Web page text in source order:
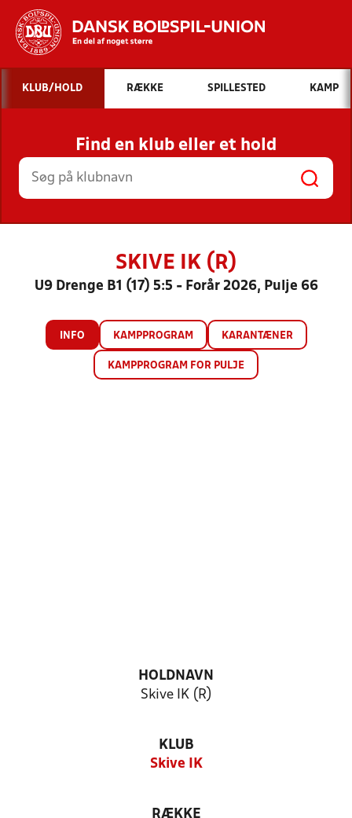
Hvad vil du søge efter?
INDHOLD OG NYHEDER
STILLINGER, RESULTATER, KLUBBER OG
HOLD
KLUB/HOLD RÆKKE SPILLESTED KAMP
Find en klub eller et hold
SKIVE IK (R)
U9 Drenge B1 (17) 5:5 - Forår 2026, Pulje 66
INFO KAMPPROGRAM KARANTÆNER
KAMPPROGRAM FOR PULJE
HOLDNAVN
Skive IK (R)
KLUB
Skive IK
RÆKKE